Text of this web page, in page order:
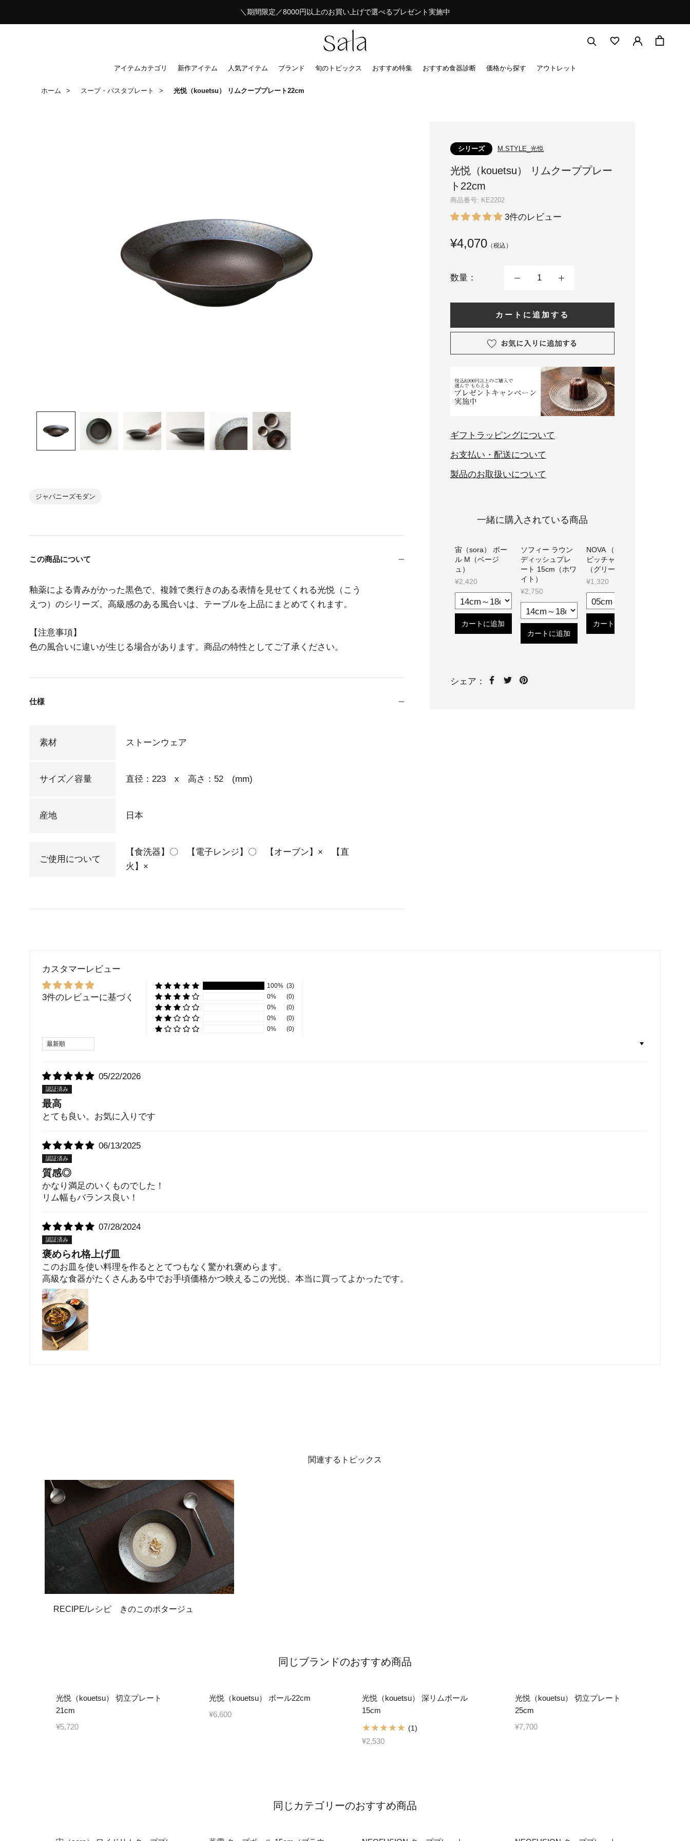
＼期間限定／8000円以上のお買い上げで選べるプレゼント実施中
アイテムカテゴリ 新作アイテム 人気アイテム ブランド 旬のトピックス おすすめ特集 おすすめ食器診断 価格から探す アウトレット
ホーム スープ・パスタプレート 光悦（kouetsu） リムクーププレート22cm
シリーズ M.STYLE_光悦
光悦（kouetsu） リムクーププレー
ト22cm
商品番号: KE2202
3件のレビュー
¥4,070 （税込）
数量：
カートに追加する
ギフトラッピングについて
お支払い・配送について
製品のお取扱いについて
一緒に購入されている商品
宙（sora） ボー
ル M（ベージ
ュ）
¥2,420
カートに追加
ソフィー ラウン
ディッシュプレ
ート 15cm（ホワ
イト）
¥2,750
カートに追加
NOVA （ノヴァ）
ピッチャー S
（グリーン）
¥1,320
カートに追加
シェア：
ジャパニーズモダン
この商品について
釉薬による青みがかった黒色で、複雑で奥行きのある表情を見せてくれる光悦（こう
えつ）のシリーズ。高級感のある風合いは、テーブルを上品にまとめてくれます。
【注意事項】
色の風合いに違いが生じる場合があります。商品の特性としてご了承ください。
仕様
素材 ストーンウェア
サイズ／容量 直径：223 x 高さ：52 (mm)
産地 日本
ご使用について
【食洗器】〇 【電子レンジ】〇 【オーブン】× 【直
火】×
カスタマーレビュー
3件のレビューに基づく
100% (3)
0%
(0)
0%
(0)
0%
(0)
0%
(0)
Sort by
05/22/2026
最高
とても良い。お気に入りです
06/13/2025
質感◎
かなり満足のいくものでした！
リム幅もバランス良い！
07/28/2024
褒められ格上げ皿
このお皿を使い料理を作るととてつもなく驚かれ褒めらます。
高級な食器がたくさんある中でお手頃価格かつ映えるこの光悦、本当に買ってよかったです。
関連するトピックス
RECIPE/レシピ きのこのポタージュ
同じブランドのおすすめ商品
光悦（kouetsu） 切立プレート
21cm
¥5,720
光悦（kouetsu） ボール22cm
¥6,600
光悦（kouetsu） 深リムボール
15cm
(1)
¥2,530
光悦（kouetsu） 切立プレート
25cm
¥7,700
同じカテゴリーのおすすめ商品